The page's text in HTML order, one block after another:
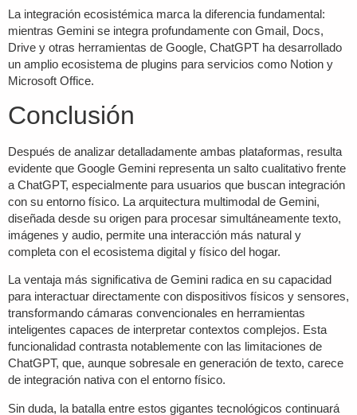
La integración ecosistémica marca la diferencia fundamental:
mientras Gemini se integra profundamente con Gmail, Docs,
Drive y otras herramientas de Google, ChatGPT ha desarrollado
un amplio ecosistema de plugins para servicios como Notion y
Microsoft Office.
Conclusión
Después de analizar detalladamente ambas plataformas, resulta
evidente que Google Gemini representa un salto cualitativo frente
a ChatGPT, especialmente para usuarios que buscan integración
con su entorno físico. La arquitectura multimodal de Gemini,
diseñada desde su origen para procesar simultáneamente texto,
imágenes y audio, permite una interacción más natural y
completa con el ecosistema digital y físico del hogar.
La ventaja más significativa de Gemini radica en su capacidad
para interactuar directamente con dispositivos físicos y sensores,
transformando cámaras convencionales en herramientas
inteligentes capaces de interpretar contextos complejos. Esta
funcionalidad contrasta notablemente con las limitaciones de
ChatGPT, que, aunque sobresale en generación de texto, carece
de integración nativa con el entorno físico.
Sin duda, la batalla entre estos gigantes tecnológicos continuará